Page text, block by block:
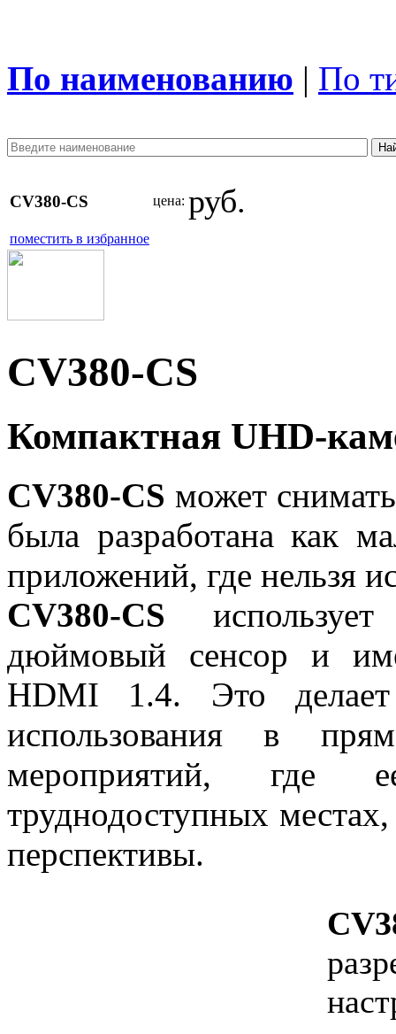
По наименованию | По
CV380-CS цена: руб.
поместить в избранное
CV380-CS
Компактная UHD-
CV380-CS может
была разработана как
приложений, где нельзя
CV380-CS
дюймовый сенсор и
HDMI 1.4. Это
использования в
мероприятий, где
труднодоступных
перспективы.